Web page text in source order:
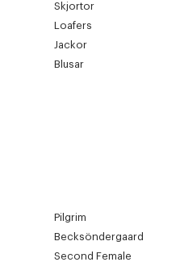
Skjortor
Loafers
Jackor
Blusar
Pilgrim
Becksöndergaard
Second Female